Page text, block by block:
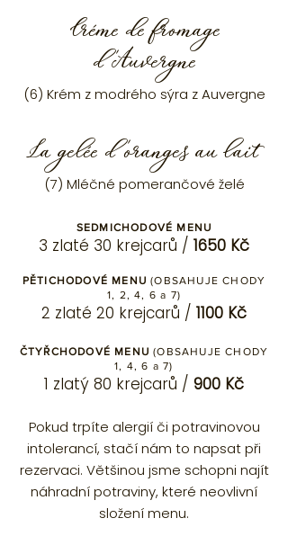
Créme de fromage
d'Auvergne
(6) Krém z modrého sýra z Auvergne
La gelée d'oranges au lait
(7) Mléčné pomerančové želé
SEDMICHODOVÉ MENU
3 zlaté 30 krejcarů / 1650 Kč
PĚTICHODOVÉ MENU (OBSAHUJE CH ODY
1, 2, 4, 6 a 7)
2 zlaté 20 krejcarů / 1100 Kč
ČTYŘCHODOVÉ ME NU (OBSAHUJE CHODY
1, 4, 6 a 7)
1 zlatý 80 krejcarů / 900 Kč
Pokud trpíte alergií či potravinovou
intolerancí, stačí nám to napsat při
rezervaci. Většinou jsme schopni najít
náhradní potraviny, které neovlivní
složení menu.